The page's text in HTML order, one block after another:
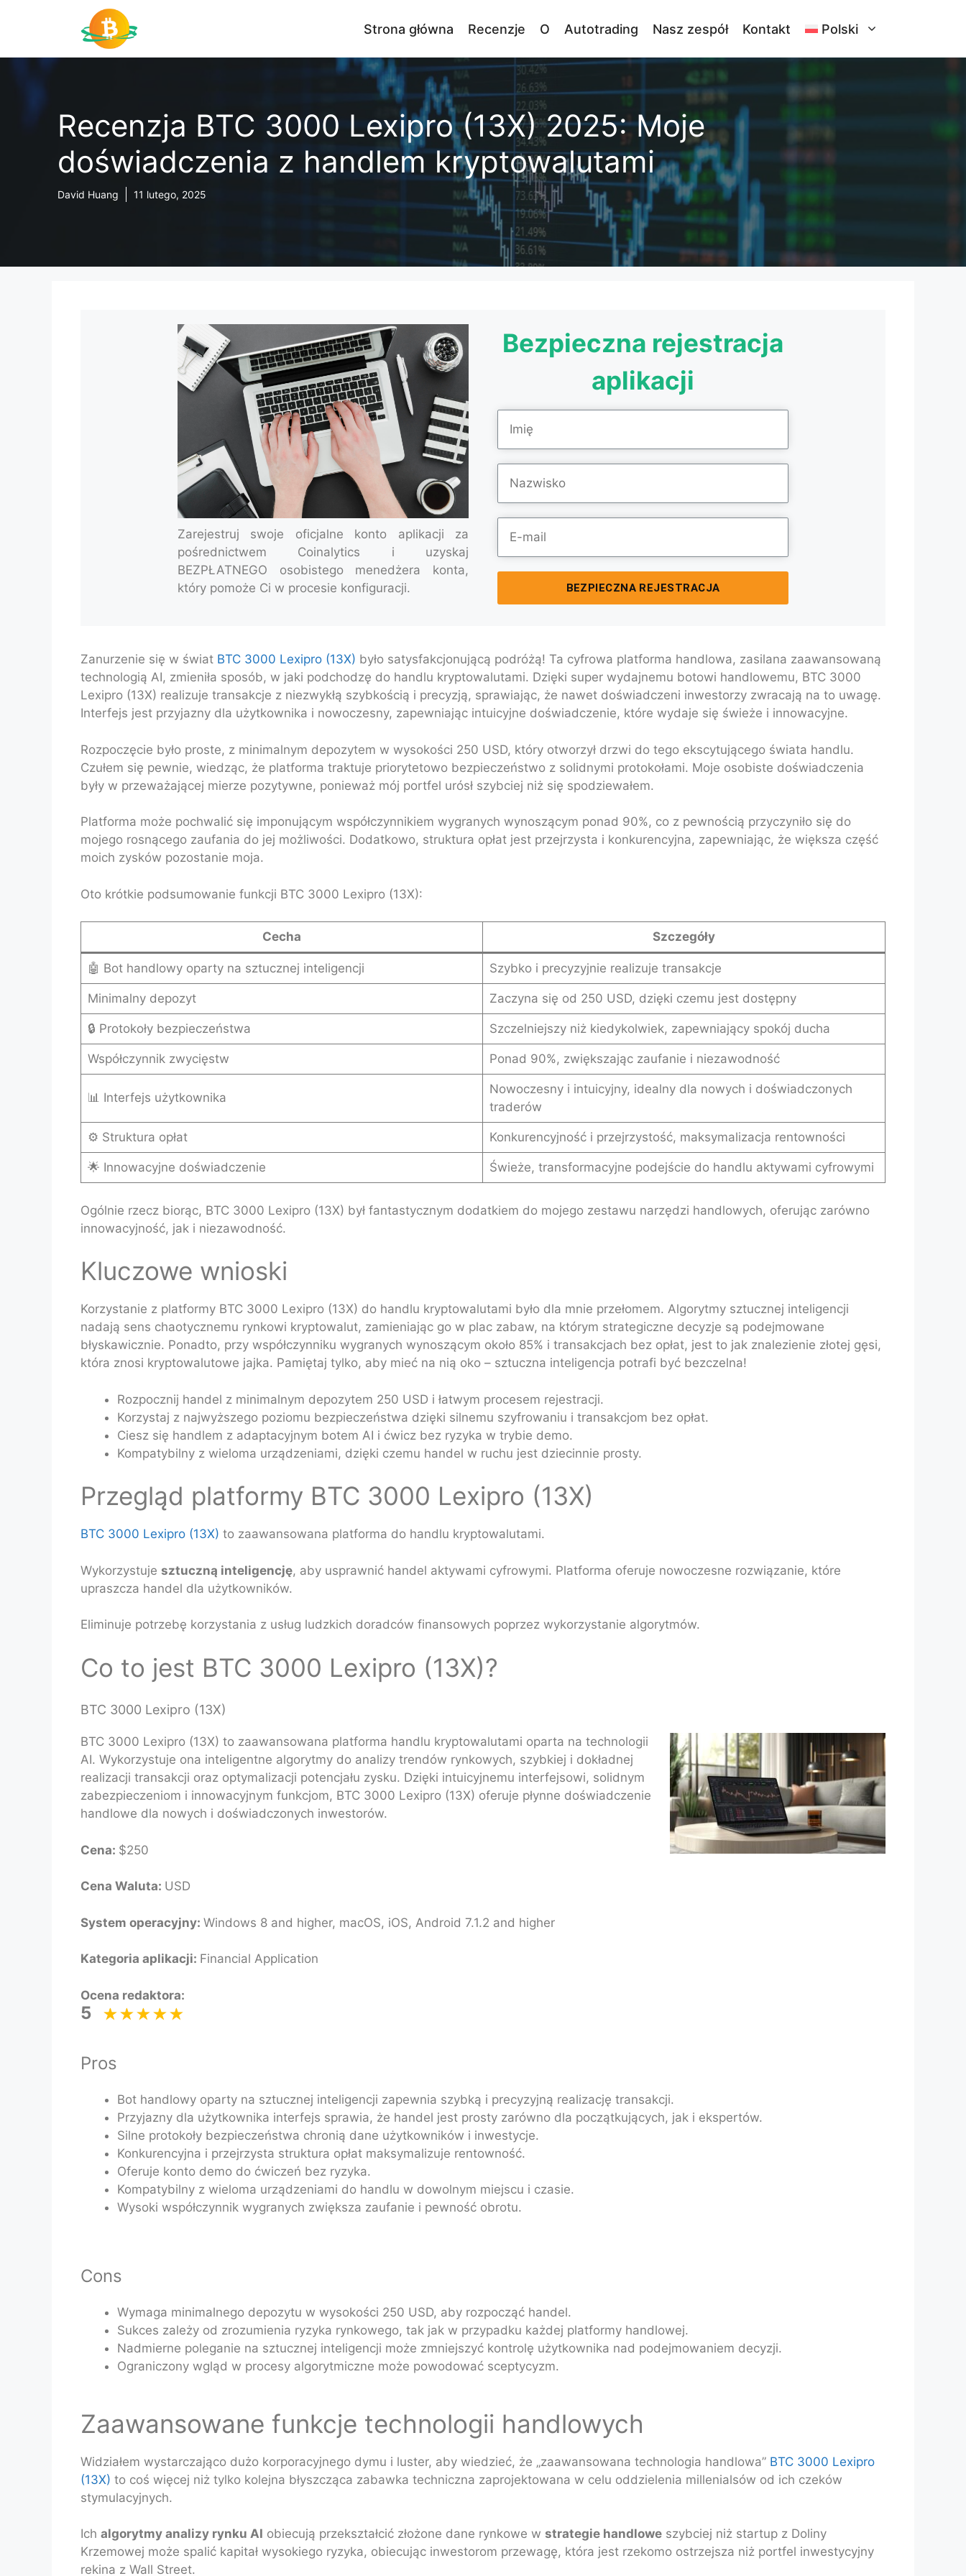
Strona główna Recenzje O Autotrading Nasz zespół Kontakt Polski
Recenzja BTC 3000 Lexipro (13X) 2025: Moje
doświadczenia z handlem kryptowalutami
David Huang 11 lutego, 2025
Zarejestruj swoje oficjalne konto aplikacji za
pośrednictwem Coinalytics i uzyskaj
BEZPŁATNEGO osobistego menedżera konta,
który pomoże Ci w procesie konfiguracji.
Bezpieczna rejestracja
aplikacji
BEZPIECZNA REJESTRACJA
Zanurzenie się w świat BTC 3000 Lexipro (13X) było satysfakcjonującą podróżą! Ta cyfrowa platforma handlowa, zasilana zaawansowaną
technologią AI, zmieniła sposób, w jaki podchodzę do handlu kryptowalutami. Dzięki super wydajnemu botowi handlowemu, BTC 3000
Lexipro (13X) realizuje transakcje z niezwykłą szybkością i precyzją, sprawiając, że nawet doświadczeni inwestorzy zwracają na to uwagę.
Interfejs jest przyjazny dla użytkownika i nowoczesny, zapewniając intuicyjne doświadczenie, które wydaje się świeże i innowacyjne.
Rozpoczęcie było proste, z minimalnym depozytem w wysokości 250 USD, który otworzył drzwi do tego ekscytującego świata handlu.
Czułem się pewnie, wiedząc, że platforma traktuje priorytetowo bezpieczeństwo z solidnymi protokołami. Moje osobiste doświadczenia
były w przeważającej mierze pozytywne, ponieważ mój portfel urósł szybciej niż się spodziewałem.
Platforma może pochwalić się imponującym współczynnikiem wygranych wynoszącym ponad 90%, co z pewnością przyczyniło się do
mojego rosnącego zaufania do jej możliwości. Dodatkowo, struktura opłat jest przejrzysta i konkurencyjna, zapewniając, że większa część
moich zysków pozostanie moja.
Oto krótkie podsumowanie funkcji BTC 3000 Lexipro (13X):
Cecha Szczegóły
🤖 Bot handlowy oparty na sztucznej inteligencji Szybko i precyzyjnie realizuje transakcje
Minimalny depozyt Zaczyna się od 250 USD, dzięki czemu jest dostępny
🔒 Protokoły bezpieczeństwa Szczelniejszy niż kiedykolwiek, zapewniający spokój ducha
Współczynnik zwycięstw Ponad 90%, zwiększając zaufanie i niezawodność
📊 Interfejs użytkownika
Nowoczesny i intuicyjny, idealny dla nowych i doświadczonych
traderów
⚙️ Struktura opłat Konkurencyjność i przejrzystość, maksymalizacja rentowności
🌟 Innowacyjne doświadczenie Świeże, transformacyjne podejście do handlu aktywami cyfrowymi
Ogólnie rzecz biorąc, BTC 3000 Lexipro (13X) był fantastycznym dodatkiem do mojego zestawu narzędzi handlowych, oferując zarówno
innowacyjność, jak i niezawodność.
Kluczowe wnioski
Korzystanie z platformy BTC 3000 Lexipro (13X) do handlu kryptowalutami było dla mnie przełomem. Algorytmy sztucznej inteligencji
nadają sens chaotycznemu rynkowi kryptowalut, zamieniając go w plac zabaw, na którym strategiczne decyzje są podejmowane
błyskawicznie. Ponadto, przy współczynniku wygranych wynoszącym około 85% i transakcjach bez opłat, jest to jak znalezienie złotej gęsi,
która znosi kryptowalutowe jajka. Pamiętaj tylko, aby mieć na nią oko – sztuczna inteligencja potrafi być bezczelna!
Rozpocznij handel z minimalnym depozytem 250 USD i łatwym procesem rejestracji.
Korzystaj z najwyższego poziomu bezpieczeństwa dzięki silnemu szyfrowaniu i transakcjom bez opłat.
Ciesz się handlem z adaptacyjnym botem AI i ćwicz bez ryzyka w trybie demo.
Kompatybilny z wieloma urządzeniami, dzięki czemu handel w ruchu jest dziecinnie prosty.
Przegląd platformy BTC 3000 Lexipro (13X)
BTC 3000 Lexipro (13X) to zaawansowana platforma do handlu kryptowalutami.
Wykorzystuje sztuczną inteligencję, aby usprawnić handel aktywami cyfrowymi. Platforma oferuje nowoczesne rozwiązanie, które
upraszcza handel dla użytkowników.
Eliminuje potrzebę korzystania z usług ludzkich doradców finansowych poprzez wykorzystanie algorytmów.
Co to jest BTC 3000 Lexipro (13X)?
BTC 3000 Lexipro (13X)
BTC 3000 Lexipro (13X) to zaawansowana platforma handlu kryptowalutami oparta na technologii
AI. Wykorzystuje ona inteligentne algorytmy do analizy trendów rynkowych, szybkiej i dokładnej
realizacji transakcji oraz optymalizacji potencjału zysku. Dzięki intuicyjnemu interfejsowi, solidnym
zabezpieczeniom i innowacyjnym funkcjom, BTC 3000 Lexipro (13X) oferuje płynne doświadczenie
handlowe dla nowych i doświadczonych inwestorów.
Cena: $250
Cena Waluta: USD
System operacyjny: Windows 8 and higher, macOS, iOS, Android 7.1.2 and higher
Kategoria aplikacji: Financial Application
Ocena redaktora:
5
Pros
Bot handlowy oparty na sztucznej inteligencji zapewnia szybką i precyzyjną realizację transakcji.
Przyjazny dla użytkownika interfejs sprawia, że handel jest prosty zarówno dla początkujących, jak i ekspertów.
Silne protokoły bezpieczeństwa chronią dane użytkowników i inwestycje.
Konkurencyjna i przejrzysta struktura opłat maksymalizuje rentowność.
Oferuje konto demo do ćwiczeń bez ryzyka.
Kompatybilny z wieloma urządzeniami do handlu w dowolnym miejscu i czasie.
Wysoki współczynnik wygranych zwiększa zaufanie i pewność obrotu.
Cons
Wymaga minimalnego depozytu w wysokości 250 USD, aby rozpocząć handel.
Sukces zależy od zrozumienia ryzyka rynkowego, tak jak w przypadku każdej platformy handlowej.
Nadmierne poleganie na sztucznej inteligencji może zmniejszyć kontrolę użytkownika nad podejmowaniem decyzji.
Ograniczony wgląd w procesy algorytmiczne może powodować sceptycyzm.
Zaawansowane funkcje technologii handlowych
Widziałem wystarczająco dużo korporacyjnego dymu i luster, aby wiedzieć, że „zaawansowana technologia handlowa” BTC 3000 Lexipro
(13X) to coś więcej niż tylko kolejna błyszcząca zabawka techniczna zaprojektowana w celu oddzielenia millenialsów od ich czeków
stymulacyjnych.
Ich algorytmy analizy rynku AI obiecują przekształcić złożone dane rynkowe w strategie handlowe szybciej niż startup z Doliny
Krzemowej może spalić kapitał wysokiego ryzyka, obiecując inwestorom przewagę, która jest rzekomo ostrzejsza niż portfel inwestycyjny
rekina z Wall Street.